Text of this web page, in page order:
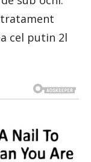
tratament
cel putin 2l